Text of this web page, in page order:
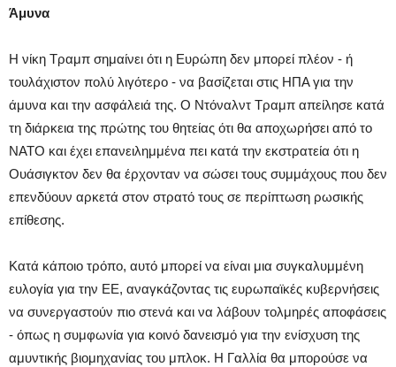
Άμυνα
Η νίκη Τραμπ σημαίνει ότι η Ευρώπη δεν μπορεί πλέον - ή
τουλάχιστον πολύ λιγότερο - να βασίζεται στις ΗΠΑ για την
άμυνα και την ασφάλειά της. Ο Ντόναλντ Τραμπ απείλησε κατά
τη διάρκεια της πρώτης του θητείας ότι θα αποχωρήσει από το
ΝΑΤΟ και έχει επανειλημμένα πει κατά την εκστρατεία ότι η
Ουάσιγκτον δεν θα έρχονταν να σώσει τους συμμάχους που δεν
επενδύουν αρκετά στον στρατό τους σε περίπτωση ρωσικής
επίθεσης.
Κατά κάποιο τρόπο, αυτό μπορεί να είναι μια συγκαλυμμένη
ευλογία για την ΕΕ, αναγκάζοντας τις ευρωπαϊκές κυβερνήσεις
να συνεργαστούν πιο στενά και να λάβουν τολμηρές αποφάσεις
- όπως η συμφωνία για κοινό δανεισμό για την ενίσχυση της
αμυντικής βιομηχανίας του μπλοκ. Η Γαλλία θα μπορούσε να